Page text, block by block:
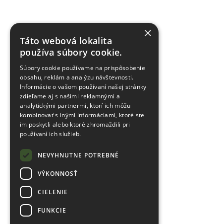
×
Táto webová lokalita
používa súbory cookie.
Súbory cookie používame na prispôsobenie
obsahu, reklám a analýzu návštevnosti.
Informácie o vašom používaní našej stránky
zdieľame aj s našimi reklamnými a
analytickými partnermi, ktorí ich môžu
kombinovať s inými informáciami, ktoré ste
im poskytli alebo ktoré zhromaždili pri
používaní ich služieb.
NEVYHNUTNE POTREBNÉ
VÝKONNOSŤ
CIELENIE
FUNKCIE